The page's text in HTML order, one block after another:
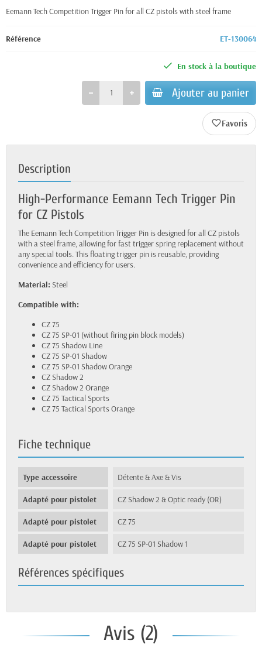
Eemann Tech Competition Trigger Pin for all CZ pistols with steel frame
Référence ET-130064
En stock à la boutique
Ajouter au panier
favorite_border
Description
High-Performance Eemann Tech Trigger Pin
for CZ Pistols
The Eemann Tech Competition Trigger Pin is designed for all CZ pistols
with a steel frame, allowing for fast trigger spring replacement without
any special tools. This floating trigger pin is reusable, providing
convenience and efficiency for users.
Material: Steel
Compatible with:
CZ 75
CZ 75 SP-01 (without firing pin block models)
CZ 75 Shadow Line
CZ 75 SP-01 Shadow
CZ 75 SP-01 Shadow Orange
CZ Shadow 2
CZ Shadow 2 Orange
CZ 75 Tactical Sports
CZ 75 Tactical Sports Orange
Fiche technique
Type accessoire Détente & Axe & Vis
Adapté pour pistolet CZ Shadow 2 & Optic ready (OR)
Adapté pour pistolet CZ 75
Adapté pour pistolet CZ 75 SP-01 Shadow 1
Références spécifiques
Avis (2)